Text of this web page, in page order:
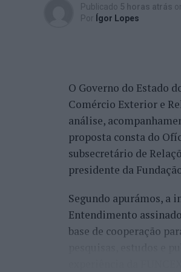
reconhecimento se
venda do imóvel
revelou.
A procura
“crescimento da
Além da procura
está também a captar
espanhóis”.
Publicado 5 horas atrás
Por Ígor Lopes
O Governo do Estado
Comércio Exterior e
análise,
proposta consta do
subsecretário de
presidente da
Segundo apurámos, a
Entendimento
base de cooperação